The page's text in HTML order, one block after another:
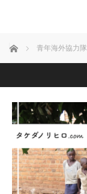
ホーム 青年海外協力隊